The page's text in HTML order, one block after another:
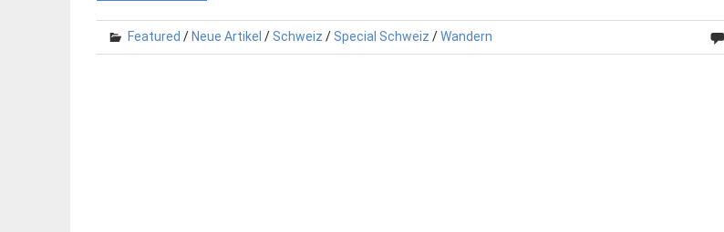
Featured / Neue Artikel / Schweiz / Special Schweiz /Wandern